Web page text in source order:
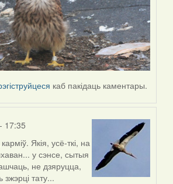
каб пакідаць каментары.
17:35
Якія, усё-ткі, на
у сэнсе, сытыя
не дзяруцца,
тату...